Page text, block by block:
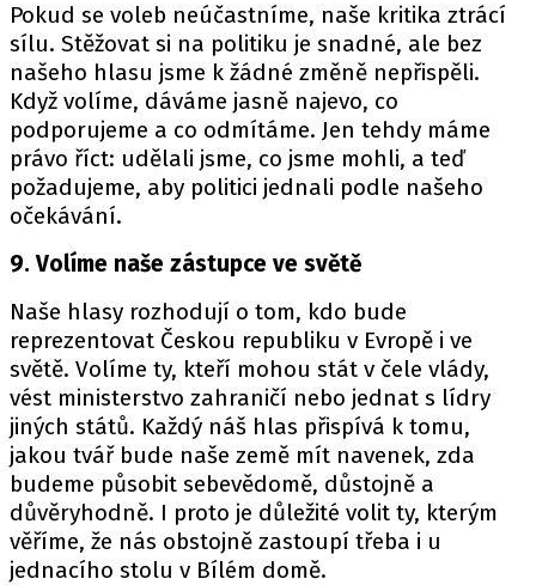
Pokud se voleb neúčastníme, naše kritika ztrácí
sílu. Stěžovat si na politiku je snadné, ale bez
našeho hlasu jsme k žádné změně nepřispěli.
Když volíme, dáváme jasně najevo, co
podporujeme a co odmítáme. Jen tehdy máme
právo říct: udělali jsme, co jsme mohli, a teď
požadujeme, aby politici jednali podle našeho
očekávání.
9. Volíme naše zástupce ve světě
Naše hlasy rozhodují o tom, kdo bude
reprezentovat Českou republiku v Evropě i ve
světě. Volíme ty, kteří mohou stát v čele vlády,
vést ministerstvo zahraničí nebo jednat s lídry
jiných států. Každý náš hlas přispívá k tomu,
jakou tvář bude naše země mít navenek, zda
budeme působit sebevědomě, důstojně a
důvěryhodně. I proto je důležité volit ty, kterým
věříme, že nás obstojně zastoupí třeba i u
jednacího stolu v Bílém domě.